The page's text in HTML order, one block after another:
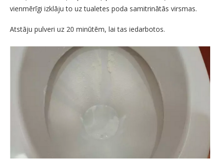
vienmērīgi izklāju to uz tualetes poda samitrinātās virsmas.
Atstāju pulveri uz 20 minūtēm, lai tas iedarbotos.